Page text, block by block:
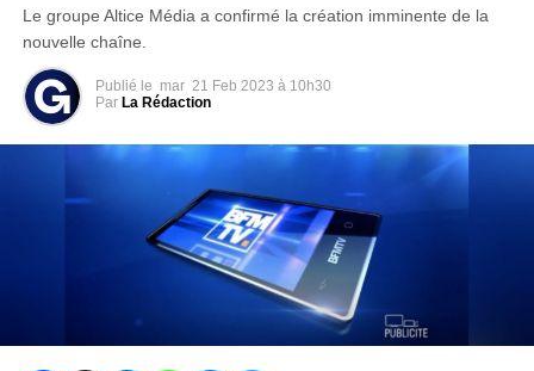
Le groupe Altice Média a confirmé la création imminente de la
nouvelle chaîne.
Publié le mar 21 Feb 2023 à 10h30
Par La Rédaction